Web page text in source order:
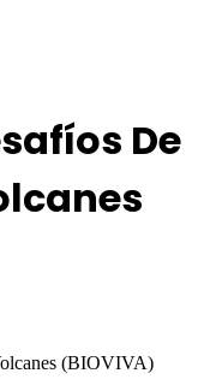
De
(BIOVIVA)